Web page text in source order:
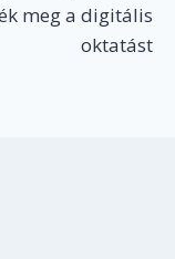
meg a digitális
oktatást